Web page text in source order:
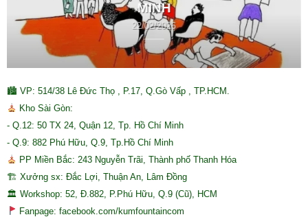
MINH
22/02/2026
🏙 VP: 514/38 Lê Đức Thọ , P.17, Q.Gò Vấp , TP.HCM.
Kho Sài Gòn:
- Q.12: 50 TX 24, Quận 12, Tp. Hồ Chí Minh
- Q.9: 882 Phú Hữu, Q.9, Tp.Hồ Chí Minh
PP Miền Bắc: 243 Nguyễn Trãi, Thành phố Thanh Hóa
🏗 Xưởng sx: Đắc Lợi, Thuận An, Lâm Đồng
🏛 Workshop: 52, Đ.882, P.Phú Hữu, Q.9 (Cũ), HCM
Fanpage: facebook.com/kumfountaincom